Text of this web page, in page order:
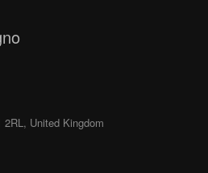
United Kingdom